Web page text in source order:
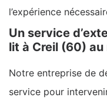
l’expérience
Un service
lit à Creil (60)
Notre entreprise de
service pour